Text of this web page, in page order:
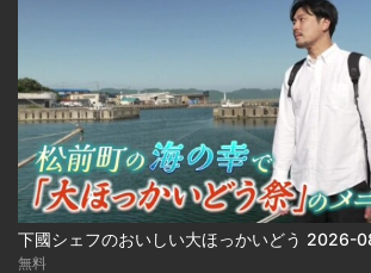
下國シェフのおいしい大ほっかいどう 2026-
無料